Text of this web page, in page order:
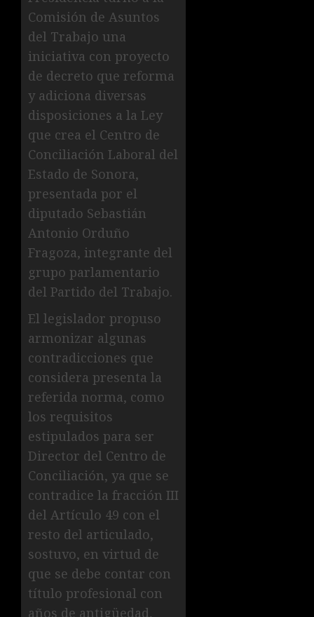
Comisión de Asuntos
del Trabajo una
iniciativa con proyecto
de decreto que reforma
y adiciona diversas
disposiciones a la Ley
que crea el Centro de
Conciliación Laboral del
Estado de Sonora,
presentada por el
diputado Sebastián
Antonio Orduño
Fragoza, integrante del
grupo parlamentario
del Partido del Trabajo.
El legislador propuso
armonizar algunas
contradicciones que
considera presenta la
referida norma, como
los requisitos
estipulados para ser
Director del Centro de
Conciliación, ya que se
contradice la fracción III
del Artículo 49 con el
resto del articulado,
sostuvo, en virtud de
que se debe contar con
título profesional con
años de antigüedad,